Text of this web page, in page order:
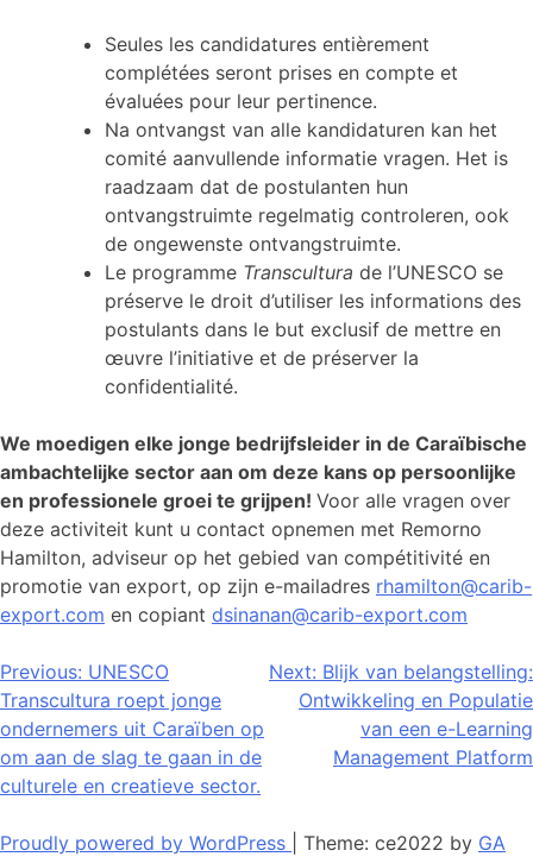
Seules les candidatures entièrement
complétées seront prises en compte et
évaluées pour leur pertinence.
Na ontvangst van alle kandidaturen kan het
comité aanvullende informatie vragen. Het is
raadzaam dat de postulanten hun
ontvangstruimte regelmatig controleren, ook
de ongewenste ontvangstruimte.
Le programme Transcultura de l’UNESCO se
préserve le droit d’utiliser les informations des
postulants dans le but exclusif de mettre en
œuvre l’initiative et de préserver la
confidentialité.
We moedigen elke jonge bedrijfsleider in de Caraïbische
ambachtelijke sector aan om deze kans op persoonlijke
en professionele groei te grijpen! Voor alle vragen over
deze activiteit kunt u contact opnemen met Remorno
Hamilton, adviseur op het gebied van compétitivité en
promotie van export, op zijn e-mailadres rhamilton@carib-
export.com en copiant dsinanan@carib-export.com
Bericht
navigatie
Previous: UNESCO
Transcultura roept jonge
ondernemers uit Caraïben op
om aan de slag te gaan in de
culturele en creatieve sector.
Next: Blijk van belangstelling:
Ontwikkeling en Populatie
van een e-Learning
Management Platform
Proudly powered by WordPress Theme: ce2022 by GA